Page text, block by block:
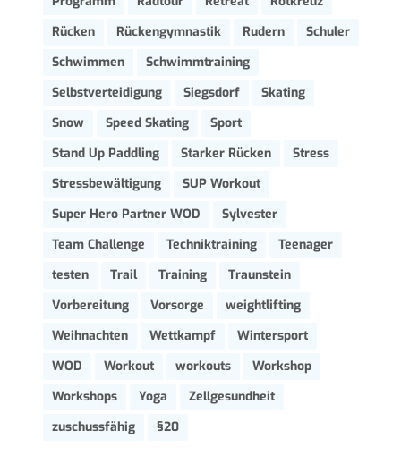
Rücken
Rückengymnastik Rudern
Schuler
Schwimmen
Schwimmtraining
Selbstverteidigung
Siegsdorf
Skating
Snow
Speed Skating
Sport
Stand Up Paddling
Starker Rücken
Stress
Stressbewältigung
SUP Workout
Super Hero Partner WOD
Sylvester
Team Challenge
Techniktraining
Teenager
testen
Trail Training
Traunstein
Vorbereitung
Vorsorge
weightlifting
Weihnachten
Wettkampf
Wintersport
WOD
Workout workouts
Workshop
Workshops
Yoga
Zellgesundheit
zuschussfähig
§20